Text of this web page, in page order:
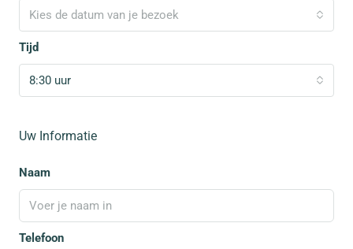
Kies de datum van je bezoek
Tijd
8:30 uur
Uw Informatie
Naam
Telefoon